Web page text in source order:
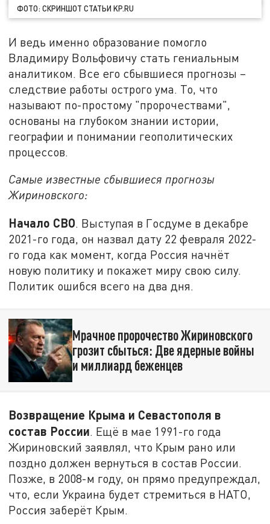
ФОТО: СКРИНШОТ СТАТЬИ KP.RU
И ведь именно образование помогло
Владимиру Вольфовичу стать гениальным
аналитиком. Все его сбывшиеся прогнозы –
следствие работы острого ума. То, что
называют по-простому "пророчествами",
основаны на глубоком знании истории,
географии и понимании геополитических
процессов.
Самые известные сбывшиеся прогнозы
Жириновского:
Начало СВО. Выступая в Госдуме в декабре
2021-го года, он назвал дату 22 февраля 2022-
го года как момент, когда Россия начнёт
новую политику и покажет миру свою силу.
Политик ошибся всего на два дня.
Мрачное пророчество Жириновского
грозит сбыться: Две ядерные войны
и миллиард беженцев
Возвращение Крыма и Севастополя в
состав России. Ещё в мае 1991-го года
Жириновский заявлял, что Крым рано или
поздно должен вернуться в состав России.
Позже, в 2008-м году, он прямо предупреждал,
что, если Украина будет стремиться в НАТО,
Россия заберёт Крым.